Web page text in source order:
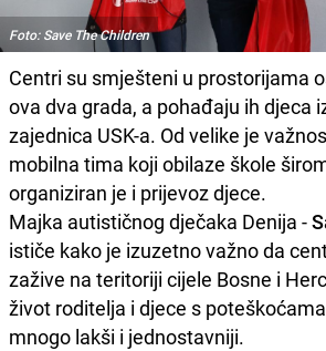
Foto: Save The Children
Centri su smješteni u prostorijama
ova dva grada, a pohađaju ih djeca
zajednica USK-a. Od velike je
mobilna tima koji obilaze škole
organiziran je i prijevoz djece.
Majka autističnog dječaka Denija -
ističe kako je izuzetno važno da
zažive na teritoriji cijele Bosne i
život roditelja i djece s
mnogo lakši i jednostavniji.